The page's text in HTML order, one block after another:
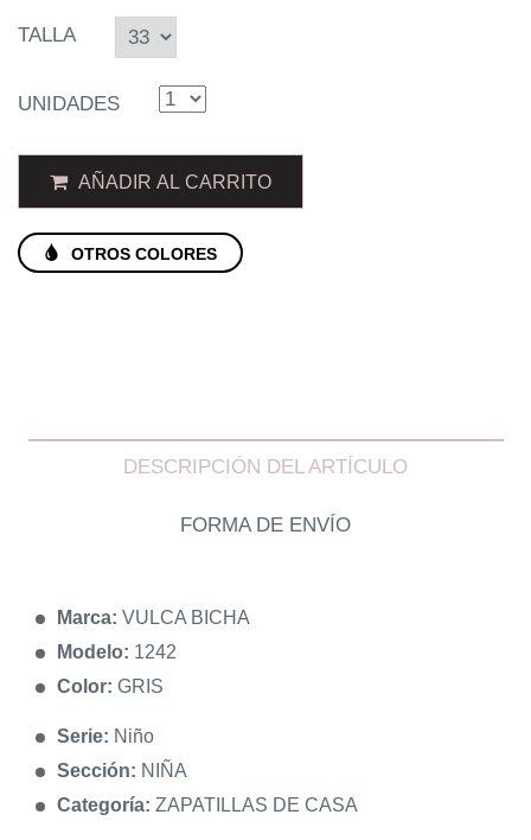
TALLA
UNIDADES
AÑADIR AL CARRITO
OTROS COLORES
DESCRIPCIÓN DEL ARTÍCULO
FORMA DE ENVÍO
Marca: VULCA BICHA
Modelo: 1242
Color: GRIS
Serie: Niño
Sección: NIÑA
Categoría: ZAPATILLAS DE CASA